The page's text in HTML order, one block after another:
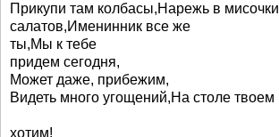
Прикупи там колбасы,Нарежь в мисочки
салатов,Именинник все же
ты,Мы к тебе
придем сегодня,
Может даже, прибежим,
Видеть много угощений,На столе твоем
хотим!